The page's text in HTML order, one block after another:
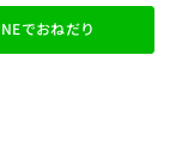
でおねだり